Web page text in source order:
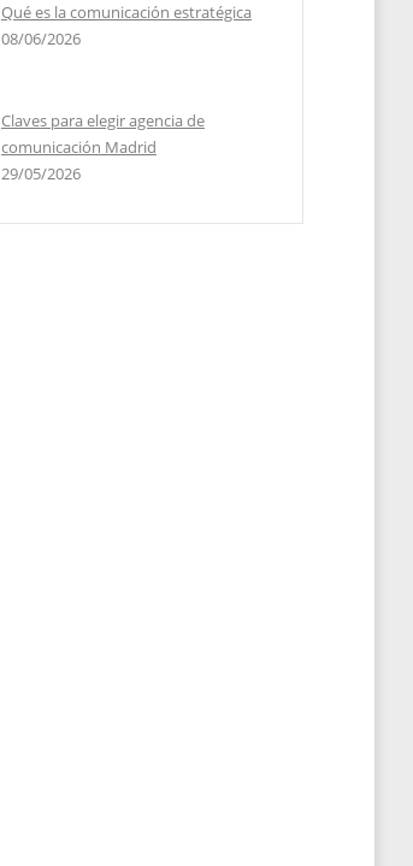
Qué es la comunicación estratégica
08/06/2026
Claves para elegir agencia de
comunicación Madrid
29/05/2026